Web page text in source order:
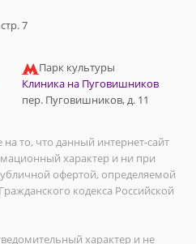
7
Парк культуры
Клиника на Пуговишников
пер. Пуговишников, д. 11
то, что данный интернет-сайт
характер и ни при
офертой, определяемой
кодекса Российской
характер и не